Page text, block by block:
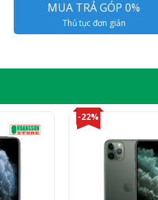
MUA TRẢ GÓP 0%
Thủ tục đơn giản
-22%